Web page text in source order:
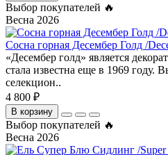
Выбор покупателей 🔥
Весна 2026
Сосна горная Десембер Голд /
«Десембер голд» является
стала известна еще в 1969 году.
селекцион..
4 800 ₽
В корзину
Выбор покупателей 🔥
Весна 2026